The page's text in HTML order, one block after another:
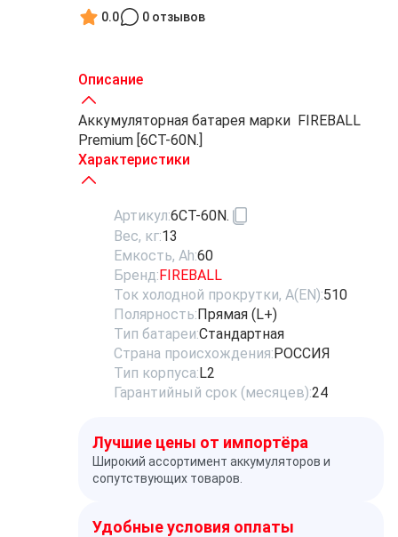
0.0 0 отзывов
Описание
Аккумуляторная батарея марки FIREBALL
Premium [6СТ-60N.]
Характеристики
Артикул:6СТ-60N.
Вес, кг:13
Емкость, Ah:60
Бренд:FIREBALL
Ток холодной прокрутки, A(EN):510
Полярность:Прямая (L+)
Тип батареи:Стандартная
Страна происхождения:РОССИЯ
Тип корпуса:L2
Гарантийный срок (месяцев):24
Лучшие цены от импортёра
Широкий ассортимент аккумуляторов и
сопутствующих товаров.
Удобные условия оплаты